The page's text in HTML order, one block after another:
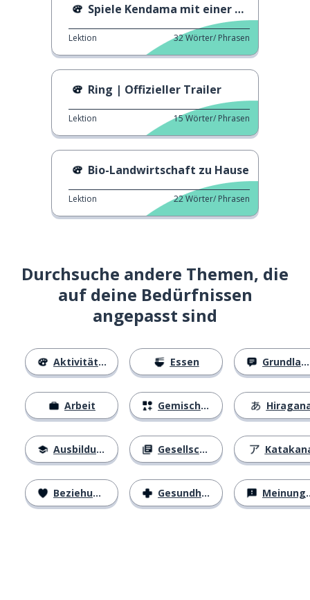
Spiele Kendama mit einer Kristallkugel
Lektion 32Wörter/ Phrasen
Ring | Offizieller Trailer
Lektion 15Wörter/ Phrasen
Bio-Landwirtschaft zu Hause
Lektion 22Wörter/ Phrasen
Durchsuche andere Themen, die
auf deine Bedürfnissen
angepasst sind
Aktivitäten
Arbeit
Ausbildung
Beziehungen
Essen
Gemischtes
Gesellschaft
Gesundheit
Grundlagen
Meinungen